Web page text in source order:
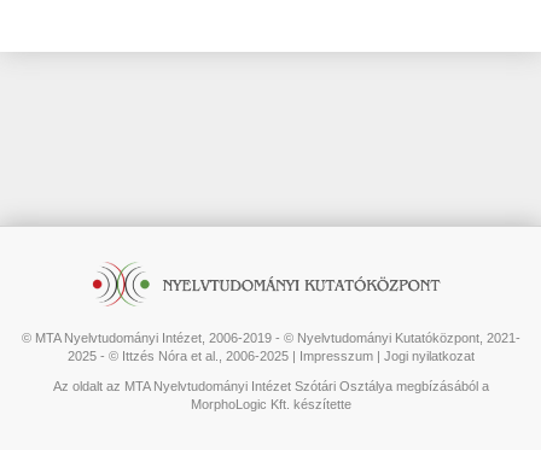
© MTA Nyelvtudományi Intézet, 2006-2019 - © Nyelvtudományi Kutatóközpont, 2021-
2025 - © Ittzés Nóra et al., 2006-2025 | Impresszum| Jogi nyilatkozat
Az oldalt az MTA Nyelvtudományi Intézet Szótári Osztálya megbízásából a
MorphoLogic Kft. készítette